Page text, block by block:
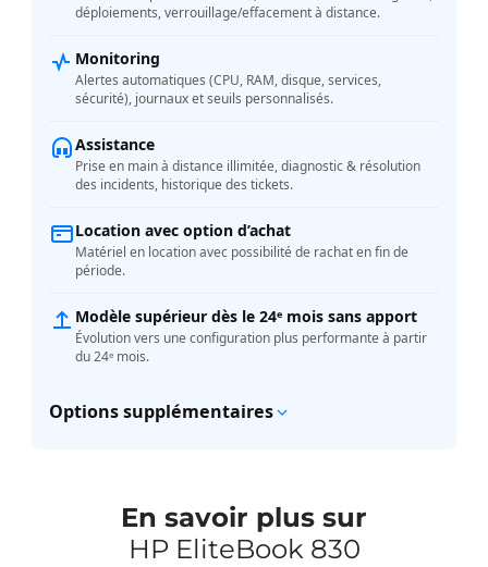
déploiements, verrouillage/effacement à distance.
Monitoring
Alertes automatiques (CPU, RAM, disque, services,
sécurité), journaux et seuils personnalisés.
Assistance
Prise en main à distance illimitée, diagnostic & résolution
des incidents, historique des tickets.
Location avec option d’achat
Matériel en location avec possibilité de rachat en fin de
période.
Modèle supérieur dès le 24ᵉ mois sans apport
Évolution vers une configuration plus performante à partir
du 24ᵉ mois.
Options supplémentaires
En savoir plus sur
HP EliteBook 830